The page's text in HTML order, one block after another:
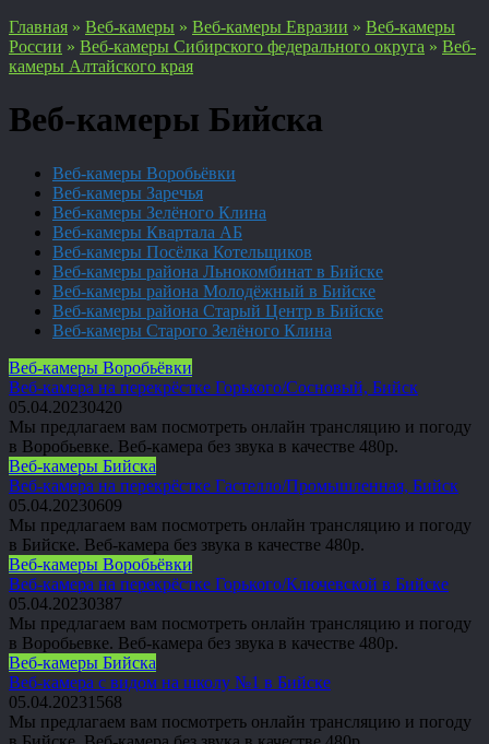
Главная » Веб-камеры » Веб-камеры Евразии » Веб-камеры
России » Веб-камеры Сибирского федерального округа » Веб-
камеры Алтайского края
Веб-камеры Бийска
Веб-камеры Воробьёвки
Веб-камеры Заречья
Веб-камеры Зелёного Клина
Веб-камеры Квартала АБ
Веб-камеры Посёлка Котельщиков
Веб-камеры района Льнокомбинат в Бийске
Веб-камеры района Молодёжный в Бийске
Веб-камеры района Старый Центр в Бийске
Веб-камеры Старого Зелёного Клина
Веб-камеры Воробьёвки
Веб-камера на перекрёстке Горького/Сосновый, Бийск
05.04.20230420
Мы предлагаем вам посмотреть онлайн трансляцию и погоду
в Воробьевке. Веб-камера без звука в качестве 480p.
Веб-камеры Бийска
Веб-камера на перекрёстке Гастелло/Промышленная, Бийск
05.04.20230609
Мы предлагаем вам посмотреть онлайн трансляцию и погоду
в Бийске. Веб-камера без звука в качестве 480p.
Веб-камеры Воробьёвки
Веб-камера на перекрёстке Горького/Ключевской в Бийске
05.04.20230387
Мы предлагаем вам посмотреть онлайн трансляцию и погоду
в Воробьевке. Веб-камера без звука в качестве 480p.
Веб-камеры Бийска
Веб-камера с видом на школу №1 в Бийске
05.04.20231 568
Мы предлагаем вам посмотреть онлайн трансляцию и погоду